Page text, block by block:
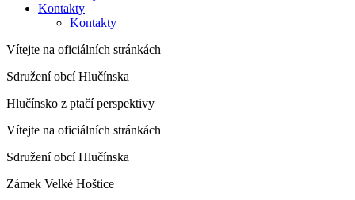
Kontakty
Kontakty
Vítejte na oficiálních stránkách
Sdružení obcí Hlučínska
Hlučínsko z ptačí perspektivy
Vítejte na oficiálních stránkách
Sdružení obcí Hlučínska
Zámek Velké Hoštice